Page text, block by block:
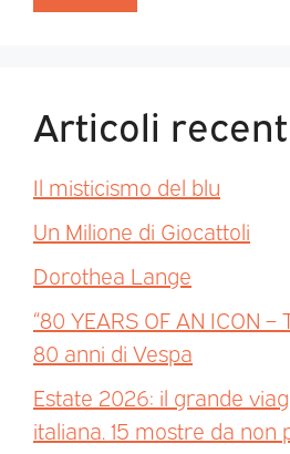
Articoli
Il misticismo del blu
Un Milione di Giocattoli
Dorothea Lange
“80 YEARS OF AN ICON –
80 anni di Vespa
Estate 2026: il grande
italiana. 15 mostre da non